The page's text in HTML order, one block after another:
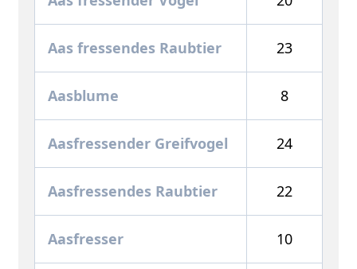
Aas fressendes Raubtier 23
Aasblume 8
Aasfressender Greifvogel 24
Aasfressendes Raubtier 22
Aasfresser 10